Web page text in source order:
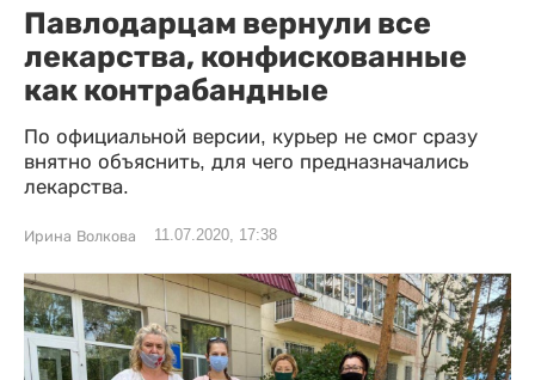
Павлодарцам вернули все
лекарства, конфискованные
как контрабандные
По официальной версии, курьер не смог сразу
внятно объяснить, для чего предназначались
лекарства.
Ирина Волкова 11.07.2020, 17:38